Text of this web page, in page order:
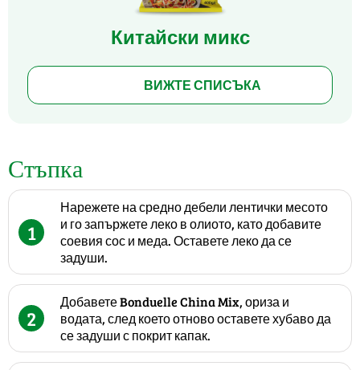
Китайски микс
ВИЖТЕ СПИСЪКА
Стъпка
1
Нарежете на средно дебели лентички месото
и го запържете леко в олиото, като добавите
соевия сос и меда. Оставете леко да се
задуши.
2
Добавете Bonduelle China Mix, ориза и
водата, след което отново оставете хубаво да
се задуши с покрит капак.